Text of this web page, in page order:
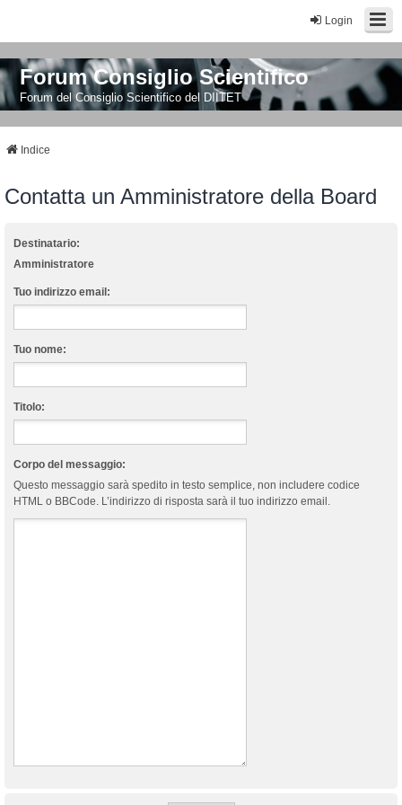
Login
Forum Consiglio Scientifico
Forum del Consiglio Scientifico del DIITET
Indice
Contatta un Amministratore della Board
Destinatario:
Amministratore
Tuo indirizzo email:
Tuo nome:
Titolo:
Corpo del messaggio:
Questo messaggio sarà spedito in testo semplice, non includere codice
HTML o BBCode. L’indirizzo di risposta sarà il tuo indirizzo email.